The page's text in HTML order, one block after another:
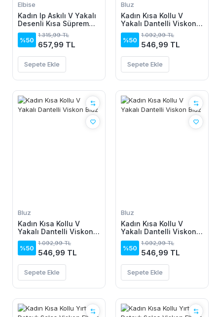
Elbise
Kadın Ip Askılı V Yakalı
Desenli Kısa Süprem
Elbise
%50
1.315,99 TL
657,99 TL
Sepete Ekle
Bluz
Kadın Kısa Kollu V
Yakalı Dantelli Viskon
Bluz
%50
1.092,99 TL
546,99 TL
Sepete Ekle
Bluz
Kadın Kısa Kollu V
Yakalı Dantelli Viskon
Bluz
%50
1.092,99 TL
546,99 TL
Sepete Ekle
Bluz
Kadın Kısa Kollu V
Yakalı Dantelli Viskon
Bluz
%50
1.092,99 TL
546,99 TL
Sepete Ekle